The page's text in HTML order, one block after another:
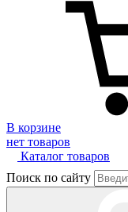
В корзине
нет товаров
Каталог товаров
Поиск по сайту